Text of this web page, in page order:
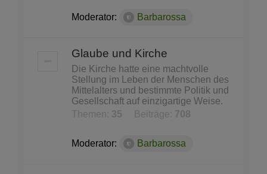
Moderator: Barbarossa
Glaube und Kirche
Die Kirche hatte eine machtvolle
Stellung im Leben der Menschen des
Mittelalters und bestimmte Politik und
Gesellschaft auf einzigartige Weise.
Themen: 35 Beiträge: 708
Moderator: Barbarossa